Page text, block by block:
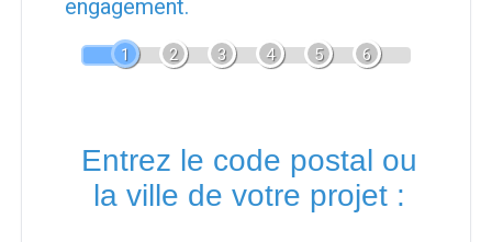
engagement.
1 2 3 4 5 6
Entrez le code postal ou
la ville de votre projet :